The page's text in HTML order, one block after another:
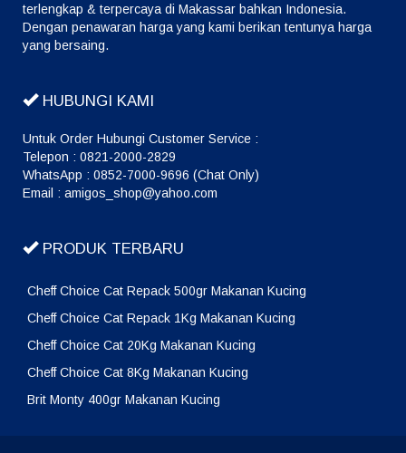
terlengkap & terpercaya di Makassar bahkan Indonesia.
Dengan penawaran harga yang kami berikan tentunya harga
yang bersaing.
HUBUNGI KAMI
Untuk Order Hubungi Customer Service :
Telepon : 0821-2000-2829
WhatsApp : 0852-7000-9696 (Chat Only)
Email : amigos_shop@yahoo.com
PRODUK TERBARU
Cheff Choice Cat Repack 500gr Makanan Kucing
Cheff Choice Cat Repack 1Kg Makanan Kucing
Cheff Choice Cat 20Kg Makanan Kucing
Cheff Choice Cat 8Kg Makanan Kucing
Brit Monty 400gr Makanan Kucing